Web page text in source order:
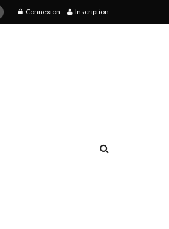
Connexion Inscription